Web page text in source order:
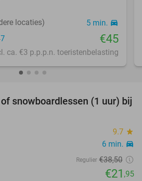
locaties)
5 min. directions_car
€45
ca. €3 p.p.p.n. toeristenbelasting
43%
snowboardlessen (1 uur) bij
9.7 star
6 min. directions_car
Regulier €38,50
€21 ,95